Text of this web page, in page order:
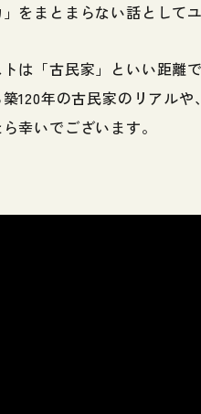
」をまとまらない話として
は「古民家」といい距離
120年の古民家のリアル
幸いでございます。